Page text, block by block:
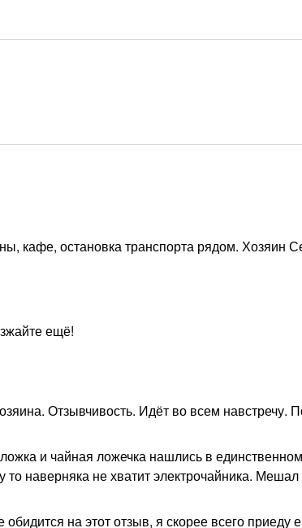
кафе, остановка транспорта рядом. Хозяин
ещё!
Отзывчивость. Идёт во всем навстречу.
и чайная ложечка нашлись в единственном
наверняка не хватит электрочайника. Мешал
на этот отзыв, я скорее всего приеду